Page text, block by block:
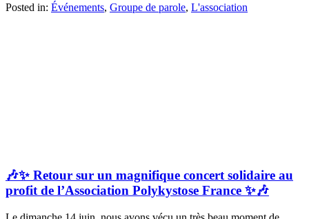
Posted in: Événements, Groupe de parole, L'association
🎶✨ Retour sur un magnifique concert solidaire au
profit de l’Association Polykystose France ✨🎶